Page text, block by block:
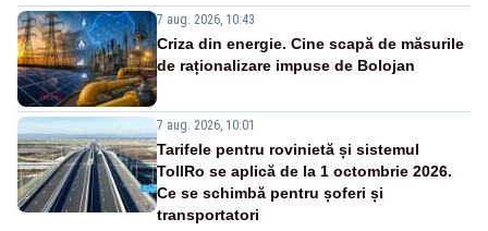
7 aug. 2026, 10:43
Criza din energie. Cine scapă de măsurile
de raționalizare impuse de Bolojan
7 aug. 2026, 10:01
Tarifele pentru rovinietă și sistemul
TollRo se aplică de la 1 octombrie 2026.
Ce se schimbă pentru șoferi și
transportatori